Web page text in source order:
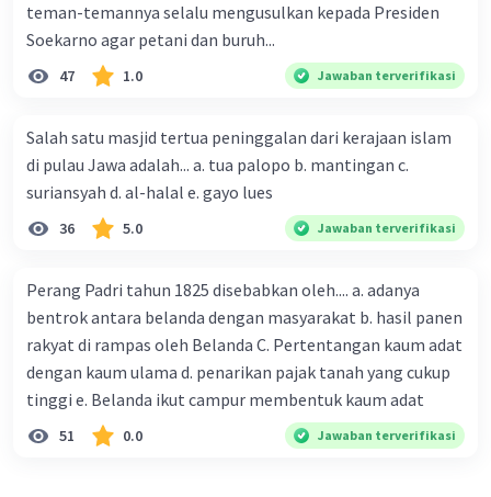
bagi persatuan kembali antara Jerman Barat
dan Jerman Timur.
Pemilihan umum pada tanggal 18 Maret 1990
merupakan pemilihan yang penting karena:
pemilu pertama yang demokratis di Jerman
Timur setelah puluhan tahun pemerintahan
otoriter di bawah kekuasaan Partai Persatuan
Sosialis Jerman (SED).
tanpa campur tangan atau tekanan dari
pemerintah ko munis, sehingga memberikan
kesempatan bagi warga Jerman Timur untuk
memilih secara bebas dan demokratis.
Persiapan Menuju Reunifikasi:Hasil dari
pemilihan ini memengaruhi langkah-langkah
teman-temannya selalu mengusulkan kepada Presiden
Soekarno agar petani dan buruh...
47 1.0 Jawaban terverifikasi
Salah satu masjid tertua peninggalan dari kerajaan islam
di pulau Jawa adalah... a. tua palopo b. mantingan c.
suriansyah d. al-halal e. gayo lues
36 5.0 Jawaban terverifikasi
Perang Padri tahun 1825 disebabkan oleh.... a. adanya
bentrok antara belanda dengan masyarakat b. hasil panen
rakyat di rampas oleh Belanda C. Pertentangan kaum adat
dengan kaum ulama d. penarikan pajak tanah yang cukup
tinggi e. Belanda ikut campur membentuk kaum adat
51 0.0 Jawaban terverifikasi